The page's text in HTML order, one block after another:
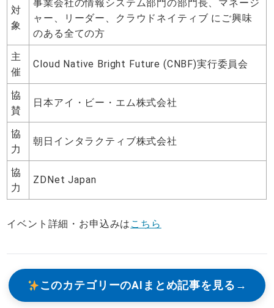
対
象
事業会社の情報システム部門の部門長、マネージ
ャー、リーダー、クラウドネイティブ にご興味
のある全ての方
主
催
Cloud Native Bright Future (CNBF)実行委員会
協
賛
⽇本アイ・ビー・エム株式会社
協
力
朝日インタラクティブ株式会社
協
力
ZDNet Japan
イベント詳細・お申込みは こちら
このカテゴリーのAIまとめ記事を見る